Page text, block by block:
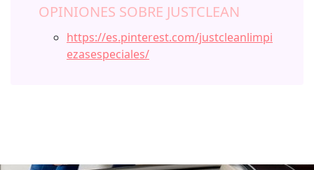
OPINIONES SOBRE JUSTCLEAN
https://es.pinterest.com/justcleanlimpi
ezasespeciales/